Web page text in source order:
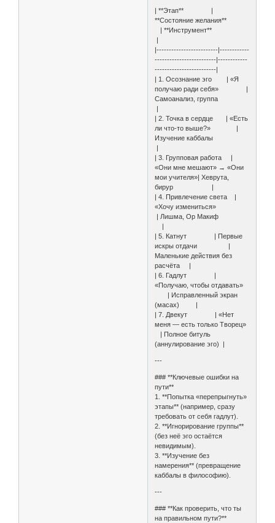
| **Этап** |
**Состояние желания**
| **Инструмент**
|-------------------------|------------
-------------------------|------------
-------------------------|
| 1. Осознание эго | «Я
получаю ради себя» |
Самоанализ, группа
| 2. Точка в сердце | «Есть
ли что-то выше?» |
Изучение каббалы
| 3. Групповая работа |
«Они мне мешают» → «Они
мои учителя»| Хеврута,
бирур |
| 4. Привлечение света |
«Хочу измениться»
| Лишма, Ор Макиф
| 5. Катнут | Первые
искры отдачи |
Маленькие действия без
расчёта |
| 6. Гадлут |
«Получаю, чтобы отдавать»
| Исправленный экран
(масах) |
| 7. Двекут | «Нет
меня — есть только Творец»
| Полное битуль
(аннулирование эго) |
---
### **Ключевые ошибки на
пути**
1. **Попытка «перепрыгнуть»
этапы** (например, сразу
требовать от себя гадлут).
2. **Игнорирование группы**
(без неё эго остаётся
невидимым).
3. **Изучение без
намерения** (превращение
каббалы в философию).
---
### **Как проверить, что ты
на правильном пути?**